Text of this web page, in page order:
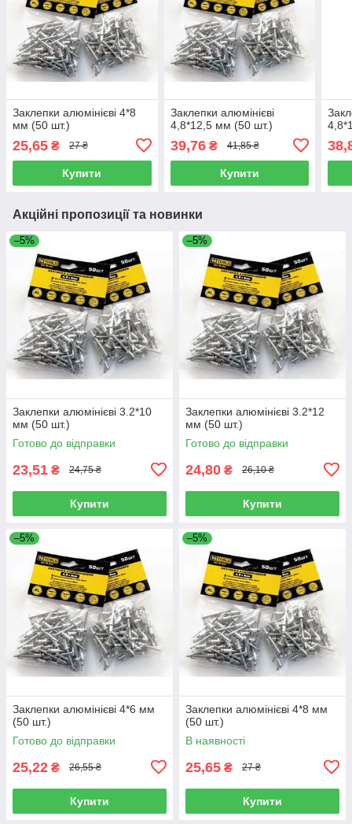
Заклепки алюмінієві 4*8
мм (50 шт.)
25,65 ₴ 27 ₴
Купити
Заклепки алюмінієві
4,8*12,5 мм (50 шт.)
39,76₴ 41,85 ₴
Купити
Акційні пропозиції та новинки
–5%
Заклепки алюмінієві 3.2*10
мм (50 шт.)
Готово до відправки
23,51 ₴ 24,75 ₴
Купити
–5%
Заклепки алюмінієві 3.2*12
мм (50 шт.)
Готово до відправки
24,80 ₴ 26,10 ₴
Купити
–5%
Заклепки алюмінієві 4*6 мм
(50 шт.)
Готово до відправки
25,22 ₴ 26,55 ₴
Купити
–5%
Заклепки алюмінієві 4*8 мм
(50 шт.)
В наявності
25,65 ₴ 27 ₴
Купити